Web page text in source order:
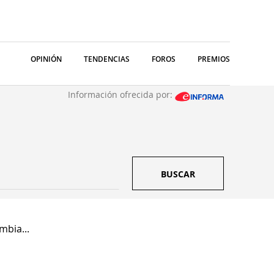
OPINIÓN TENDENCIAS FOROS PREMIOS
Información ofrecida por:
BUSCAR